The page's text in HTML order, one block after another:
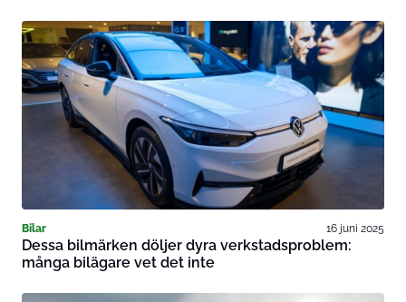
Bilar 16 juni 2025
Dessa bilmärken döljer dyra verkstadsproblem:
många bilägare vet det inte